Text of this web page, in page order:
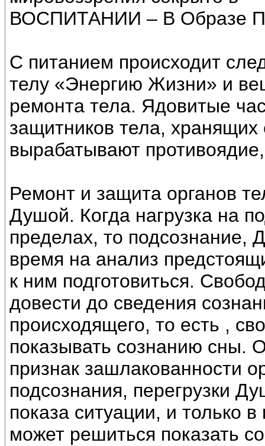
ВОСПИТАНИИ – В Образе
С питанием происходит
телу «Энергию Жизни» и
ремонта тела. Ядовитые
защитников тела,
вырабатывают
Ремонт и защита органов
Душой. Когда нагрузка на
пределах, то подсознание,
время на анализ
к ним подготовиться.
довести до сведения
происходящего, то есть ,
показывать сознанию сны.
признак зашлакованности
подсознания, перегрузки
показа ситуации, и только
может решиться показать